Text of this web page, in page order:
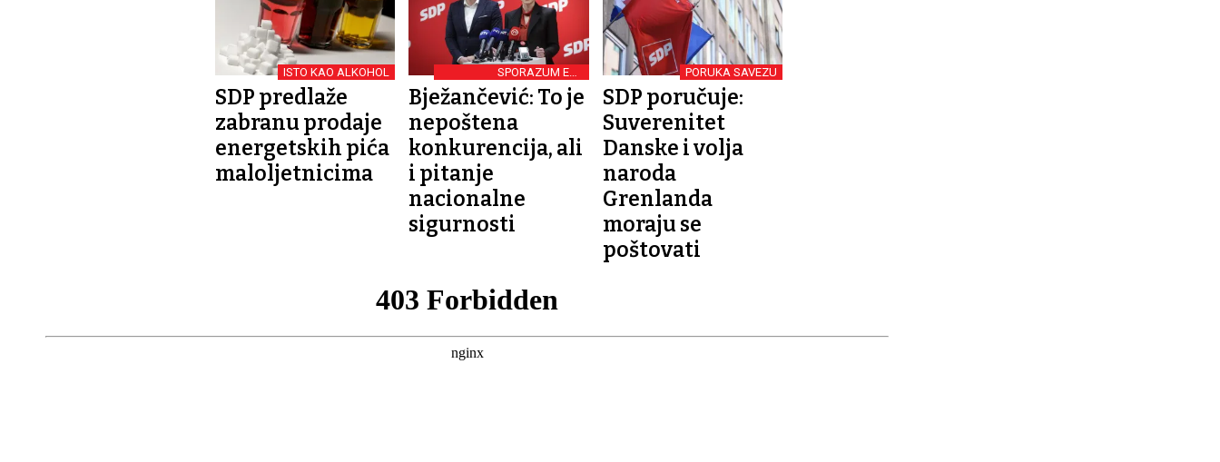
ISTO KAO ALKOHOL
SDP predlaže
zabranu prodaje
energetskih pića
maloljetnicima
SPORAZUM EU -
MERCOSUR
Bježančević: To je
nepoštena
konkurencija, ali
i pitanje
nacionalne
sigurnosti
PORUKA SAVEZU
SDP poručuje:
Suverenitet
Danske i volja
naroda
Grenlanda
moraju se
poštovati